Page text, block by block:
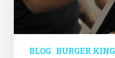
apoiam
BLOG BURGER KING